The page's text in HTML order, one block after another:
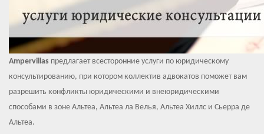
Ampervillas предлагает всесторонние услуги по юридическому
консультированию, при котором коллектив адвокатов поможет вам
разрешить конфликты юридическими и внеюридическими
способами в зоне Альтеа, Альтеа ла Велья, Альтеа Хиллс и Сьерра де
Альтеа.